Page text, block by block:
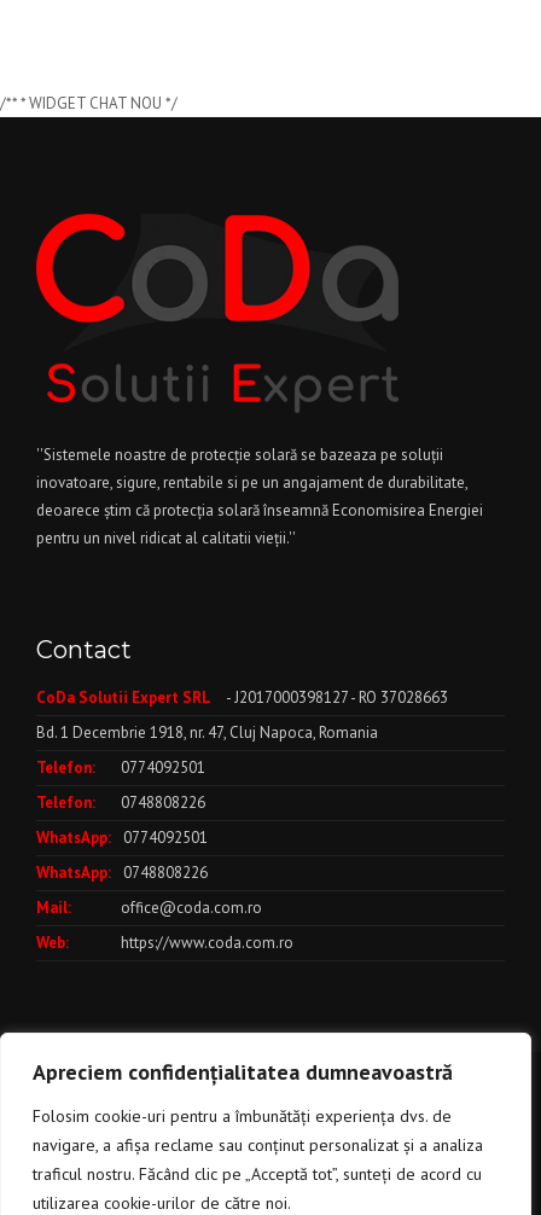
Apreciem confidențialitatea dumneavoastră
Folosim cookie-uri pentru a îmbunătăți experiența dvs. de
navigare, a afișa reclame sau conținut personalizat și a analiza
traficul nostru. Făcând clic pe „Acceptă tot”, sunteți de acord cu
utilizarea cookie-urilor de către noi.
/** * WIDGET CHAT NOU */
''Sistemele noastre de protecție solară se bazeaza pe soluții
inovatoare, sigure, rentabile si pe un angajament de durabilitate,
deoarece știm că protecția solară înseamnă Economisirea Energiei
pentru un nivel ridicat al calitatii vieții.''
Contact
CoDa Solutii Expert SRL
- J2017000398127 - RO 37028663
Bd. 1 Decembrie 1918, nr. 47, Cluj Napoca, Romania
Telefon:
0774092501
Telefon:
0748808226
WhatsApp:
0774092501
WhatsApp:
0748808226
Mail:
office@coda.com.ro
Web:
https://www.coda.com.ro
Termeni si Conditii
Solutii Expert
© Copyright 2017 - 2025